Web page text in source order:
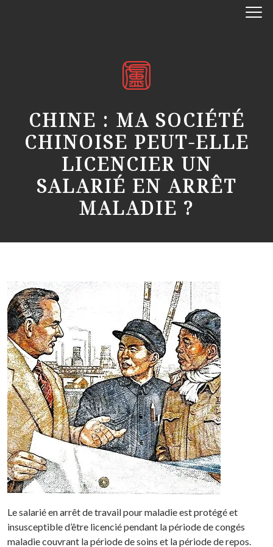
CHINE : MA SOCIÉTÉ
CHINOISE PEUT-ELLE
LICENCIER UN
SALARIÉ EN ARRÊT
MALADIE ?
Le salarié en arrêt de travail pour maladie est protégé et
insusceptible d’être licencié pendant la période de congés
maladie couvrant la période de soins et la période de repos.